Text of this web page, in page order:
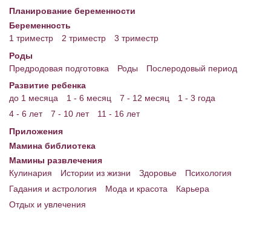
Мамина энциклопедия
СЕРВИСЫ И ПРИЛОЖЕНИЯ
Сервис. Оценка роста и веса ребенка
Приложения для Android
Полезные ссылки
Опросы
Блог Администратора
Планирование беременности
Беременность
1 триместр
2 триместр
3 триместр
Роды
Предродовая подготовка
Роды
Послеродовый период
Развитие ребенка
до 1 месяца
1 - 6 месяц 7 - 12 месяц
1 - 3 года
4 - 6 лет
7 - 10 лет
11 - 16 лет
Приложения
Мамина библиотека
Мамины развлечения
Кулинария
Истории из жизни Здоровье
Психология
Гадания и астрология
Мода и красота
Карьера
Отдых и увлечения